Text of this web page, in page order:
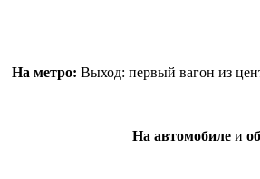
На метро: Выход: первый вагон из
На автомобилеи